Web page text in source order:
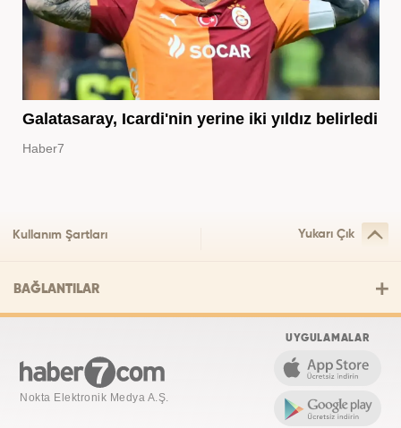
Galatasaray, Icardi'nin yerine iki yıldız belirledi
Haber7
Kullanım Şartları Yukarı Çık
BAĞLANTILAR
Nokta Elektronik Medya A.Ş.
UYGULAMALAR